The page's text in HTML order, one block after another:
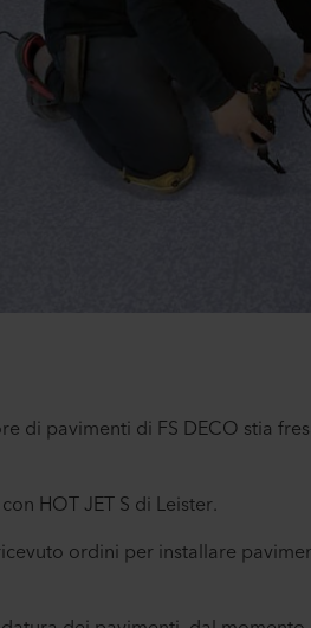
di pavimenti di FS DECO stia
HOT JET S di Leister.
ordini per installare